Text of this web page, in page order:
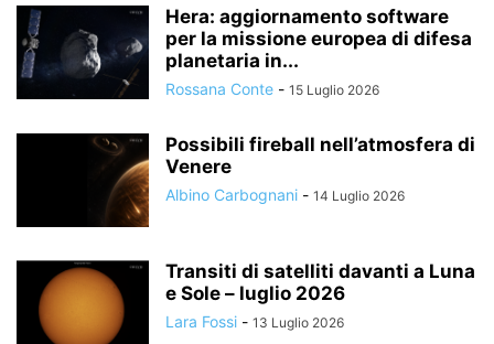
Hera: aggiornamento software
per la missione europea di difesa
planetaria in...
Rossana Conte - 15 Luglio 2026
Possibili fireball nell’atmosfera di
Venere
Albino Carbognani - 14 Luglio 2026
Transiti di satelliti davanti a Luna
e Sole – luglio 2026
Lara Fossi - 13 Luglio 2026